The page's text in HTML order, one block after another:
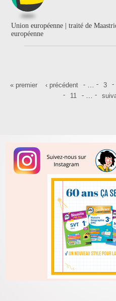
Union européenne | traité de
européenne
Pages
« premier ‹ précédent 3
11